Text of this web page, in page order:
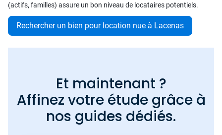
(actifs, familles) assure un bon niveau de locataires potentiels.
Rechercher un bien pour location nue à Lacenas
Et maintenant ?
Affinez votre étude grâce à
nos guides dédiés.